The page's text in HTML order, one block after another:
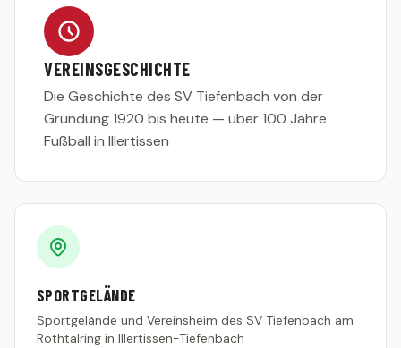
Kader
Statistik
2. MANNSCHAFT
Spielplan
G-Junioren (U7)
F-Junioren (U8/U9)
E-Junioren (U10/U11)
VEREINSGESCHICHTE
Die Geschichte des SV Tiefenbach von der
Gründung 1920 bis heute — über 100 Jahre
Fußball in Illertissen
SPORTGELÄNDE
Sportgelände und Vereinsheim des SV Tiefenbach am
Rothtalring in Illertissen-Tiefenbach